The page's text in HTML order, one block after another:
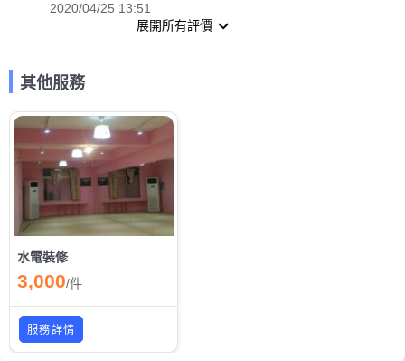
2020/04/25 13:51
展開所有評價
其他服務
水電裝修
3,000/件
服務詳情